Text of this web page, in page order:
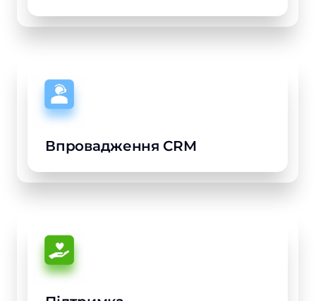
Впровадження CRM